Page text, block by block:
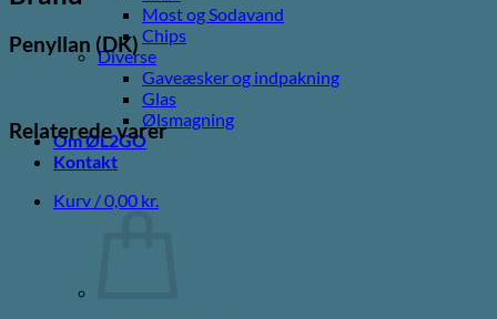
Most og Sodavand
Chips
Diverse
Gaveæsker og indpakning
Glas
Ølsmagning
Om ØL2GO
Kontakt
Kurv /0,00 kr.
Penyllan (DK)
Relaterede varer